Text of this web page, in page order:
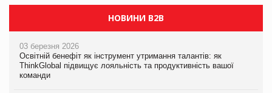
НОВИНИ B2B
03 березня 2026
Освітній бенефіт як інструмент утримання талантів: як
ThinkGlobal підвищує лояльність та продуктивність вашої
команди